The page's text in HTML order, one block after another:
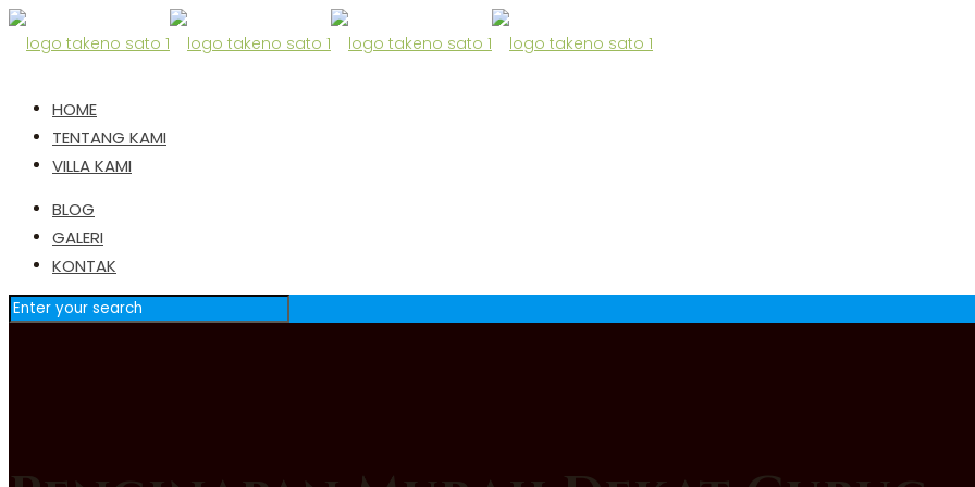
HOME
TENTANG KAMI
VILLA KAMI
BLOG
GALERI
KONTAK